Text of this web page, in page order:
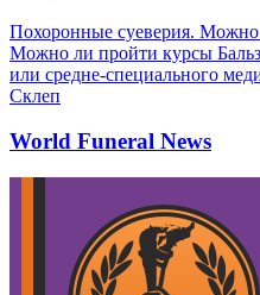
Похоронные суеверия.
Можно ли пройти курсы
или средне-специального
Склеп
World Funeral News